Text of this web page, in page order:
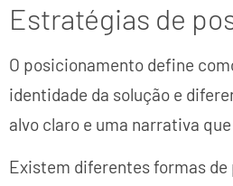
Estratégias de
O posicionamento define
identidade da solução e
alvo claro e uma narrativa
Existem diferentes formas